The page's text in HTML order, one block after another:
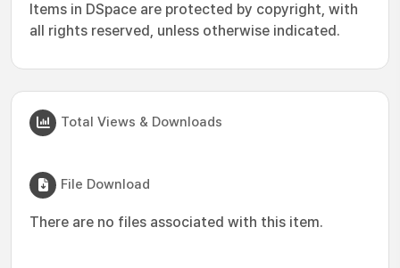
Items in DSpace are protected by copyright, with
all rights reserved, unless otherwise indicated.
Total Views & Downloads
File Download
There are no files associated with this item.